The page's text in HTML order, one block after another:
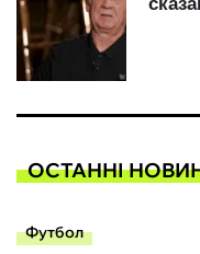
ОСТАННІ
Футбол